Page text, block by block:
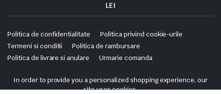
LEI
Politica de confidentialitate
Politica privind cookie-urile
Termeni si conditii
Politica de rambursare
Politica de livrare si anulare
Urmarie comanda
Copyright 2025 © Skrekis. All right reserved. Powered by iTistul.ro.
In order to provide you a personalized shopping experience, our
site uses cookies.